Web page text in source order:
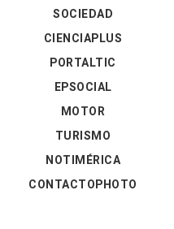
SOCIEDAD
CIENCIAPLUS
PORTALTIC
EPSOCIAL
MOTOR
TURISMO
NOTIMÉRICA
CONTACTOPHOTO